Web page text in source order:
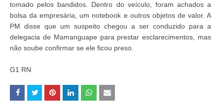
tomado pelos bandidos. Dentro do veículo, foram achados a
bolsa da empresária, um notebook e outros objetos de valor. A
PM disse que um suspeito chegou a ser conduzido para a
delegacia de Mamanguape para prestar esclarecimentos, mas
não soube confirmar se ele ficou preso.
G1 RN